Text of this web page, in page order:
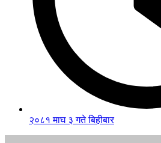
२०८१ माघ ३ गते बिहीबार